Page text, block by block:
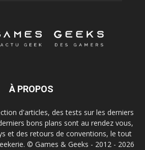
À PROPOS
d'articles, des tests sur les derniers
bons plans sont au rendez vous,
et des retours de conventions, le tout
© Games & Geeks - 2012 - 2026